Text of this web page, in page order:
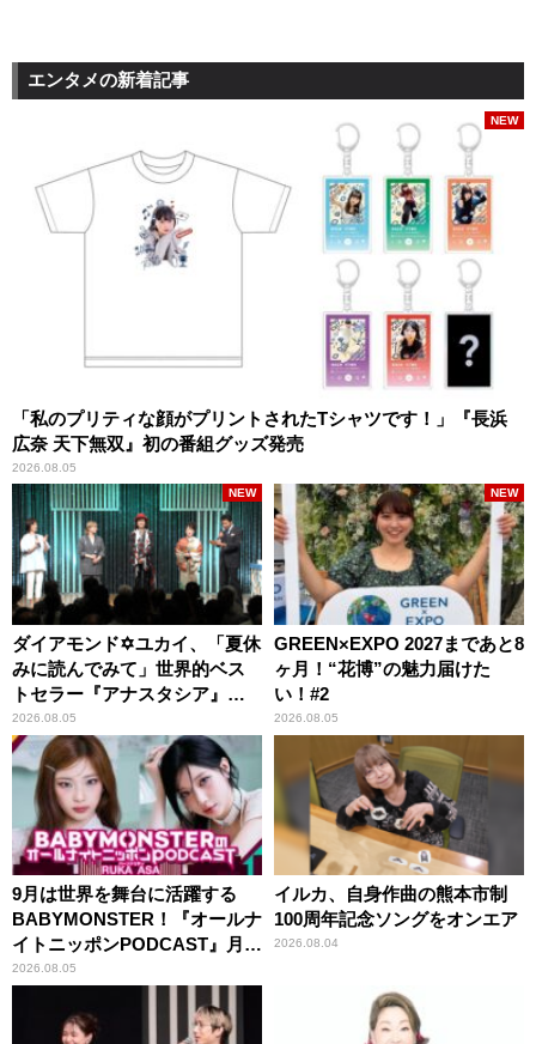
エンタメの新着記事
「私のプリティな顔がプリントされたTシャツです！」『長浜
広奈 天下無双』初の番組グッズ発売
2026.08.05
NEW
ダイアモンド✡ユカイ、「夏休
みに読んでみて」世界的ベス
トセラー『アナスタシア』を
紹介
2026.08.05
NEW
GREEN×EXPO 2027まであと8
ヶ月！“花博”の魅力届けた
い！#2
2026.08.05
NEW
9月は世界を舞台に活躍する
BABYMONSTER！『オールナ
イトニッポンPODCAST』月替
わりパーソナリティ
2026.08.05
イルカ、自身作曲の熊本市制
100周年記念ソングをオンエア
2026.08.04